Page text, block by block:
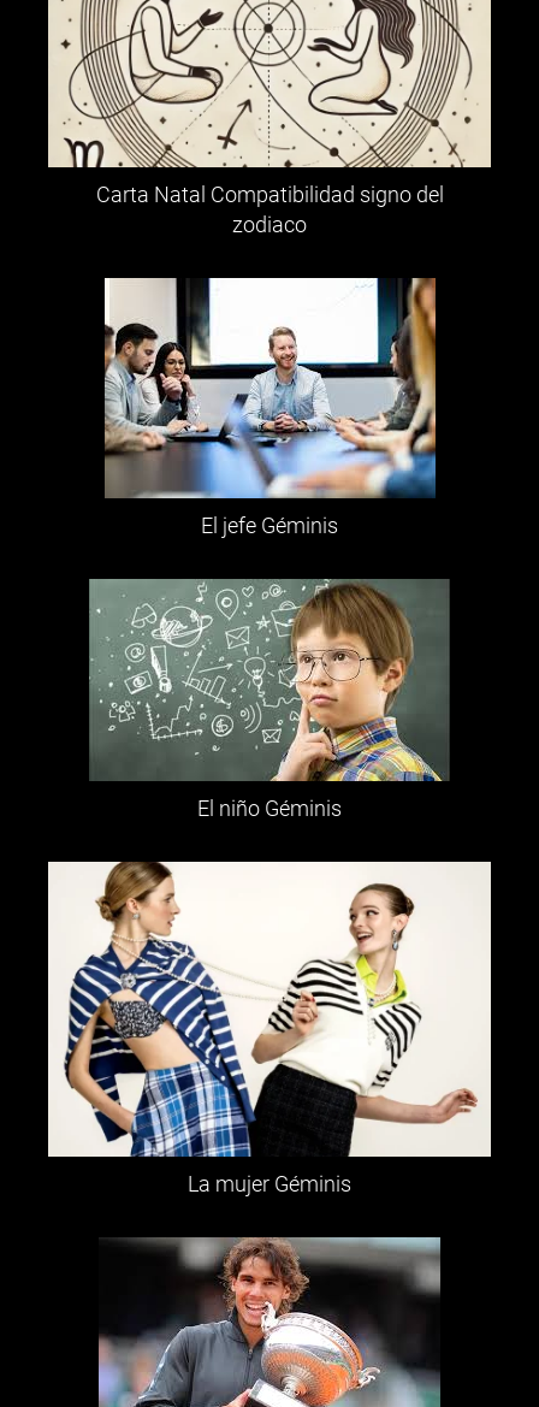
Carta Natal Compatibilidad signo del
zodiaco
El jefe Géminis
El niño Géminis
La mujer Géminis